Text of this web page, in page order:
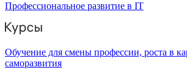
Профессиональное развитие в IT
Обучение для смены профессии, роста в
саморазвития